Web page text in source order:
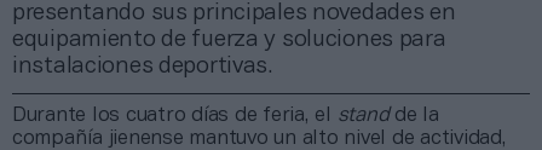
presentando sus principales novedades en
equipamiento de fuerza y soluciones para
instalaciones deportivas.
Durante los cuatro días de feria, el stand de la
compañía jienense mantuvo un alto nivel de actividad,